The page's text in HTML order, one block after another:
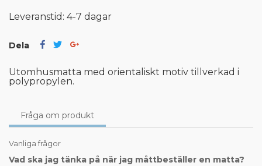
Leveranstid: 4-7 dagar
Dela
Utomhusmatta med orientaliskt motiv tillverkad i
polypropylen.
Fråga om produkt
Vanliga frågor
Vad ska jag tänka på när jag måttbeställer en matta?